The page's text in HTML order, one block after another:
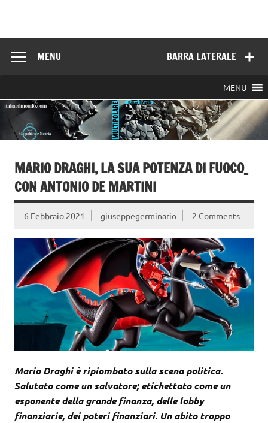
BARRA LATERALE
MENU
MENU
MARIO DRAGHI, LA SUA POTENZA DI FUOCO_
CON ANTONIO DE MARTINI
6 Febbraio 2021 giuseppegerminario 2 Comments
Mario Draghi è ripiombato sulla scena politica.
Salutato come un salvatore; etichettato come un
esponente della grande finanza, delle lobby
finanziarie, dei poteri finanziari. Un abito troppo